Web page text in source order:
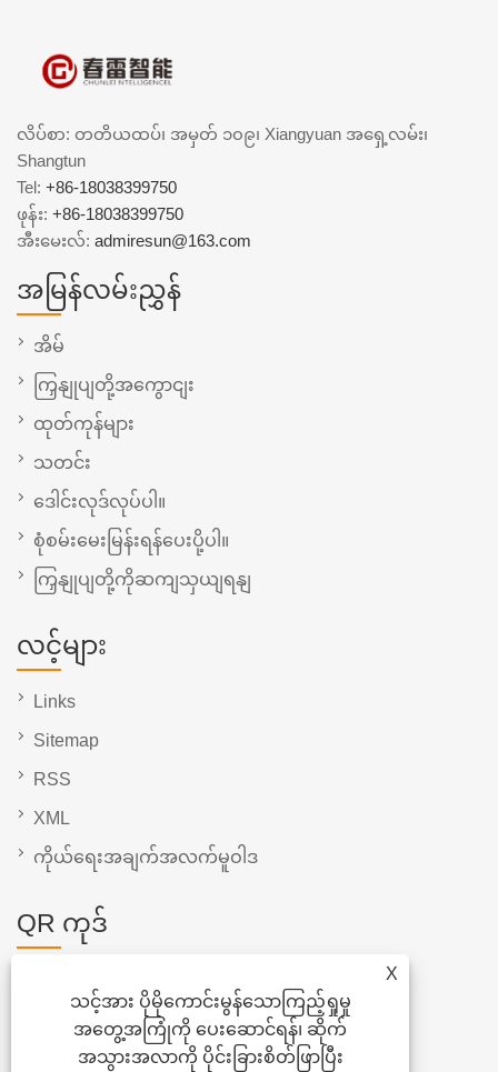
X
သင့်အား ပိုမိုကောင်းမွန်သောကြည့်ရှုမှု
အတွေ့အကြုံကို ပေးဆောင်ရန်၊ ဆိုက်
အသွားအလာကို ပိုင်းခြားစိတ်ဖြာပြီး
လိပ်စာ: တတိယထပ်၊ အမှတ် ၁၀၉၊ Xiangyuan အရှေ့လမ်း၊
Shangtun
Tel: +86-18038399750
ဖုန်း: +86-18038399750
အီးမေးလ်: admiresun@163.com
အမြန်လမ်းညွှန်
အိမ်
ကြှနျုပျတို့အကွောငျး
ထုတ်ကုန်များ
သတင်း
ဒေါင်းလုဒ်လုပ်ပါ။
စုံစမ်းမေးမြန်းရန်ပေးပို့ပါ။
ကြှနျုပျတို့ကိုဆကျသှယျရနျ
လင့်များ
Links
Sitemap
RSS
XML
ကိုယ်ရေးအချက်အလက်မူဝါဒ
QR ကုဒ်